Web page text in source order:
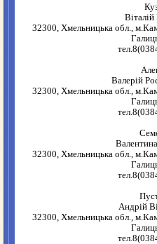
Віталій
32300, Хмельницька обл.,
Валерій
32300, Хмельницька обл.,
32300, Хмельницька обл.,
Андрій
32300, Хмельницька обл.,